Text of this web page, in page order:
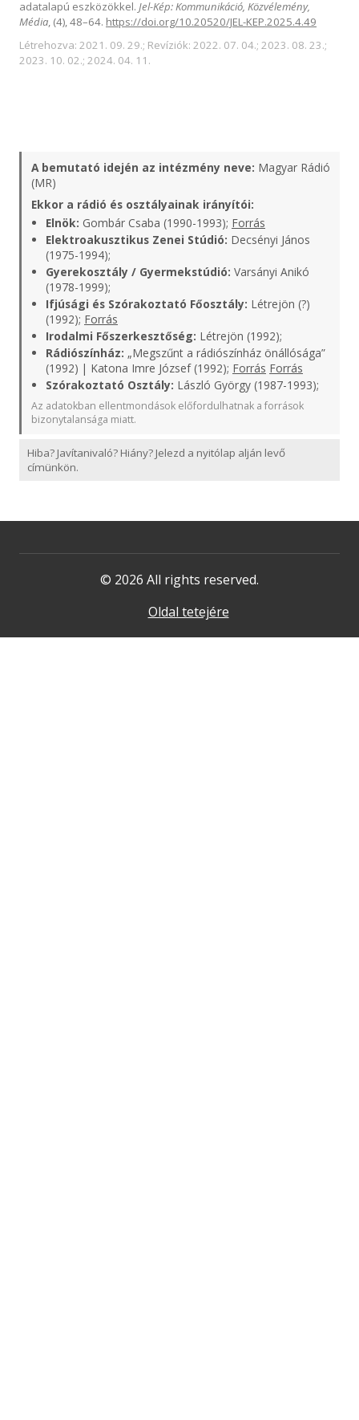
adatalapú eszközökkel. Jel-Kép: Kommunikáció, Közvélemény,
Média, (4), 48–64. https://doi.org/10.20520/JEL-KEP.2025.4.49
Létrehozva: 2021. 09. 29.; Revíziók: 2022. 07. 04.; 2023. 08. 23.;
2023. 10. 02.; 2024. 04. 11.
A bemutató idején az intézmény neve: Magyar Rádió
(MR)
Ekkor a rádió és osztályainak irányítói:
Elnök: Gombár Csaba (1990-1993); Forrás
Elektroakusztikus Zenei Stúdió: Decsényi János
(1975-1994);
Gyerekosztály / Gyermekstúdió: Varsányi Anikó
(1978-1999);
Ifjúsági és Szórakoztató Főosztály: Létrejön (?)
(1992); Forrás
Irodalmi Főszerkesztőség: Létrejön (1992);
Rádiószínház: „Megszűnt a rádiószínház önállósága”
(1992) | Katona Imre József (1992); Forrás Forrás
Szórakoztató Osztály: László György (1987-1993);
Az adatokban ellentmondások előfordulhatnak a források
bizonytalansága miatt.
Hiba? Javítanivaló? Hiány? Jelezd a nyitólap alján levő
címünkön.
© 2026 All rights reserved.
Oldal tetejére